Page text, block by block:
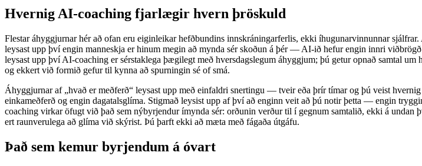
Hvernig AI-coaching fjarlægir hvern þröskuld
Flestar áhyggjurnar hér að ofan eru eiginleikar hefðbundins innskráningarferlis, ekki íhugunarvinnunnar
leysast upp því engin manneskja er hinum megin að mynda sér skoðun á þér — AI-ið hefur engin innri
leysast upp því AI-coaching er sérstaklega þægilegt með hversdagslegum áhyggjum; þú getur opnað samtal
og ekkert við formið gefur til kynna að spurningin sé of smá.
Áhyggjurnar af „hvað er meðferð“ leysast upp með einfaldri snertingu — tveir eða þrír tímar og þú veist
einkameðferð og engin dagatalsglíma. Stigmað leysist upp af því að enginn veit að þú notir þetta — engin
coaching virkar öfugt við það sem nýbyrjendur ímynda sér: orðunin verður til í gegnum samtalið, ekki á
ert raunverulega að glíma við skýrist. Þú þarft ekki að mæta með fágaða útgáfu.
Það sem kemur byrjendum á óvart